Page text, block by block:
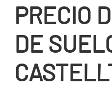
PRECIO
DE